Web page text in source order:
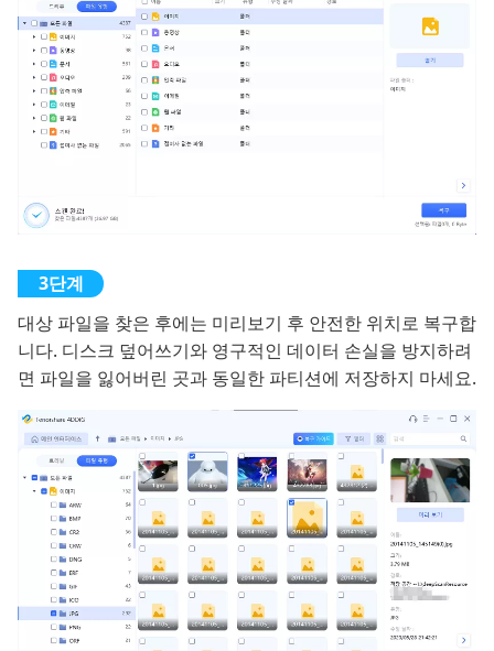
대상 파일을 찾은 후에는 미리보기 후 안전한 위치로 복구합
니다. 디스크 덮어쓰기와 영구적인 데이터 손실을 방지하려
면 파일을 잃어버린 곳과 동일한 파티션에 저장하지 마세요.